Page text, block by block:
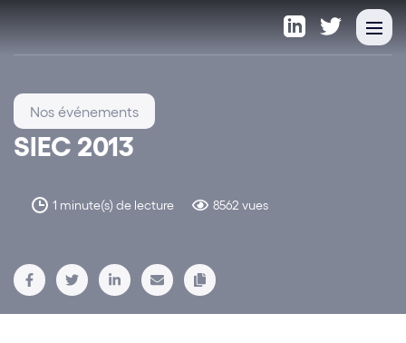
SIEC 2013
1 minute(s) de lecture 8562 vues
Nos événements